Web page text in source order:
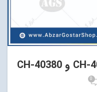
0